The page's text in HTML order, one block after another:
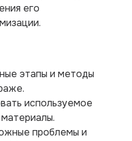
его
этапы и методы
используемое
проблемы и